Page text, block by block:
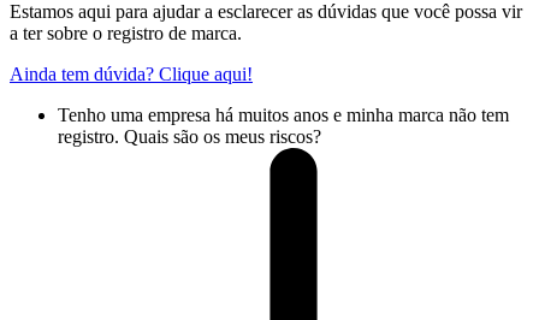
Estamos aqui para ajudar a esclarecer as dúvidas que você possa vir
a ter sobre o registro de marca.
Ainda tem dúvida? Clique aqui!
Tenho uma empresa há muitos anos e minha marca não tem
registro. Quais são os meus riscos?